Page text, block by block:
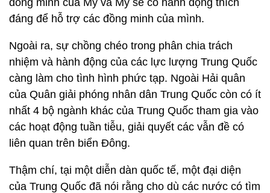
đồng minh của Mỹ và Mỹ sẽ có hành động thích
đáng để hỗ trợ các đồng minh của mình.
Ngoài ra, sự chồng chéo trong phân chia trách
nhiệm và hành động của các lực lượng Trung Quốc
càng làm cho tình hình phức tạp. Ngoài Hải quân
của Quân giải phóng nhân dân Trung Quốc còn có ít
nhất 4 bộ ngành khác của Trung Quốc tham gia vào
các hoạt động tuần tiễu, giải quyết các vẫn đề có
liên quan trên biển Đông.
Thậm chí, tại một diễn dàn quốc tế, một đại diện
của Trung Quốc đã nói rằng cho dù các nước có tìm